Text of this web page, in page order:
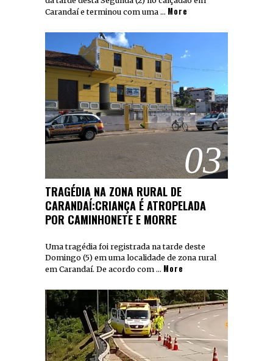
Carandaí e terminou com uma … More
03
TRAGÉDIA NA ZONA RURAL DE
CARANDAÍ:CRIANÇA É ATROPELADA
POR CAMINHONETE E MORRE
Uma tragédia foi registrada na tarde deste
Domingo (5) em uma localidade de zona rural
em Carandaí. De acordo com … More